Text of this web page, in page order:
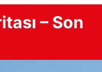
– Son